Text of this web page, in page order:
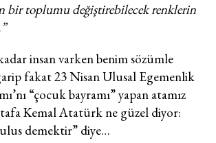
bir toplumu değiştirebilecek renklerin
insan varken benim sözümle
fakat 23 Nisan Ulusal Egemenlik
“çocuk bayramı” yapan atamız
Kemal Atatürk ne güzel diyor:
demektir” diye…